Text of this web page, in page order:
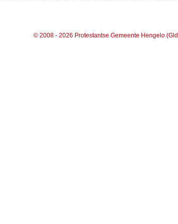
© 2008 - 2026 Protestantse Gemeente Hengelo